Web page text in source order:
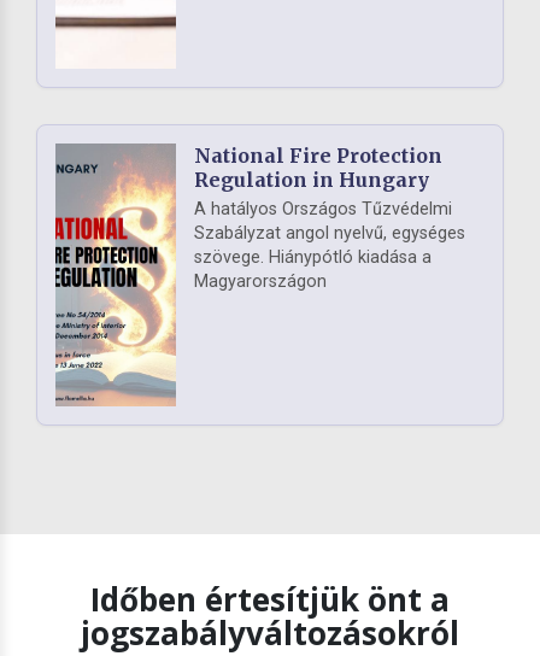
National Fire Protection
Regulation in Hungary
A hatályos Országos Tűzvédelmi
Szabályzat angol nyelvű, egységes
szövege. Hiánypótló kiadása a
Magyarországon
Időben értesítjük önt a
jogszabályváltozásokról